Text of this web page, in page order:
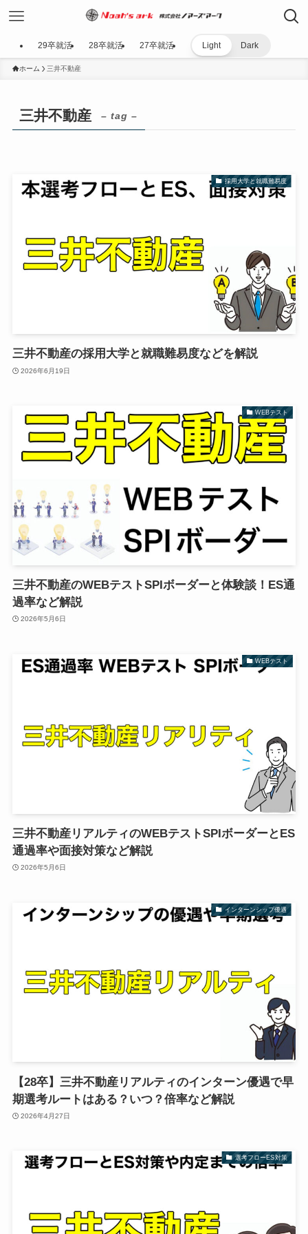
29卒就活 28卒就活 27卒就活 Light Dark
ホーム 三井不動産
三井不動産 – tag –
採用大学と就職難易度
三井不動産の採用大学と就職難易度などを解説
2026年6月19日
WEBテスト
三井不動産のWEBテストSPIボーダーと体験談！ES通
過率など解説
2026年5月6日
WEBテスト
三井不動産リアルティのWEBテストSPIボーダーとES
通過率や面接対策など解説
2026年5月6日
インターンシップ優遇
【28卒】三井不動産リアルティのインターン優遇で早
期選考ルートはある？いつ？倍率など解説
2026年4月27日
選考フローES対策